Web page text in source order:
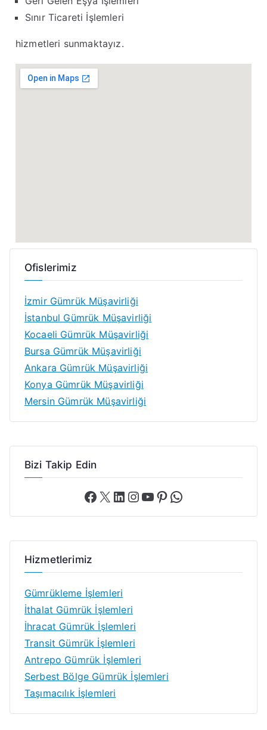
Sınır Ticareti İşlemleri
hizmetleri sunmaktayız.
Ofislerimiz
İzmir Gümrük Müşavirliği
İstanbul Gümrük Müşavirliği
Kocaeli Gümrük Müşavirliği
Bursa Gümrük Müşavirliği
Ankara Gümrük Müşavirliği
Konya Gümrük Müşavirliği
Mersin Gümrük Müşavirliği
Bizi Takip Edin
Hizmetlerimiz
Gümrükleme İşlemleri
İthalat Gümrük İşlemleri
İhracat Gümrük İşlemleri
Transit Gümrük İşlemleri
Antrepo Gümrük İşlemleri
Serbest Bölge Gümrük İşlemleri
Taşımacılık İşlemleri